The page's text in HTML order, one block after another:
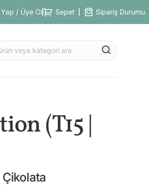
Yap / Üye Ol Sepet Sipariş Durumu
(T15 |